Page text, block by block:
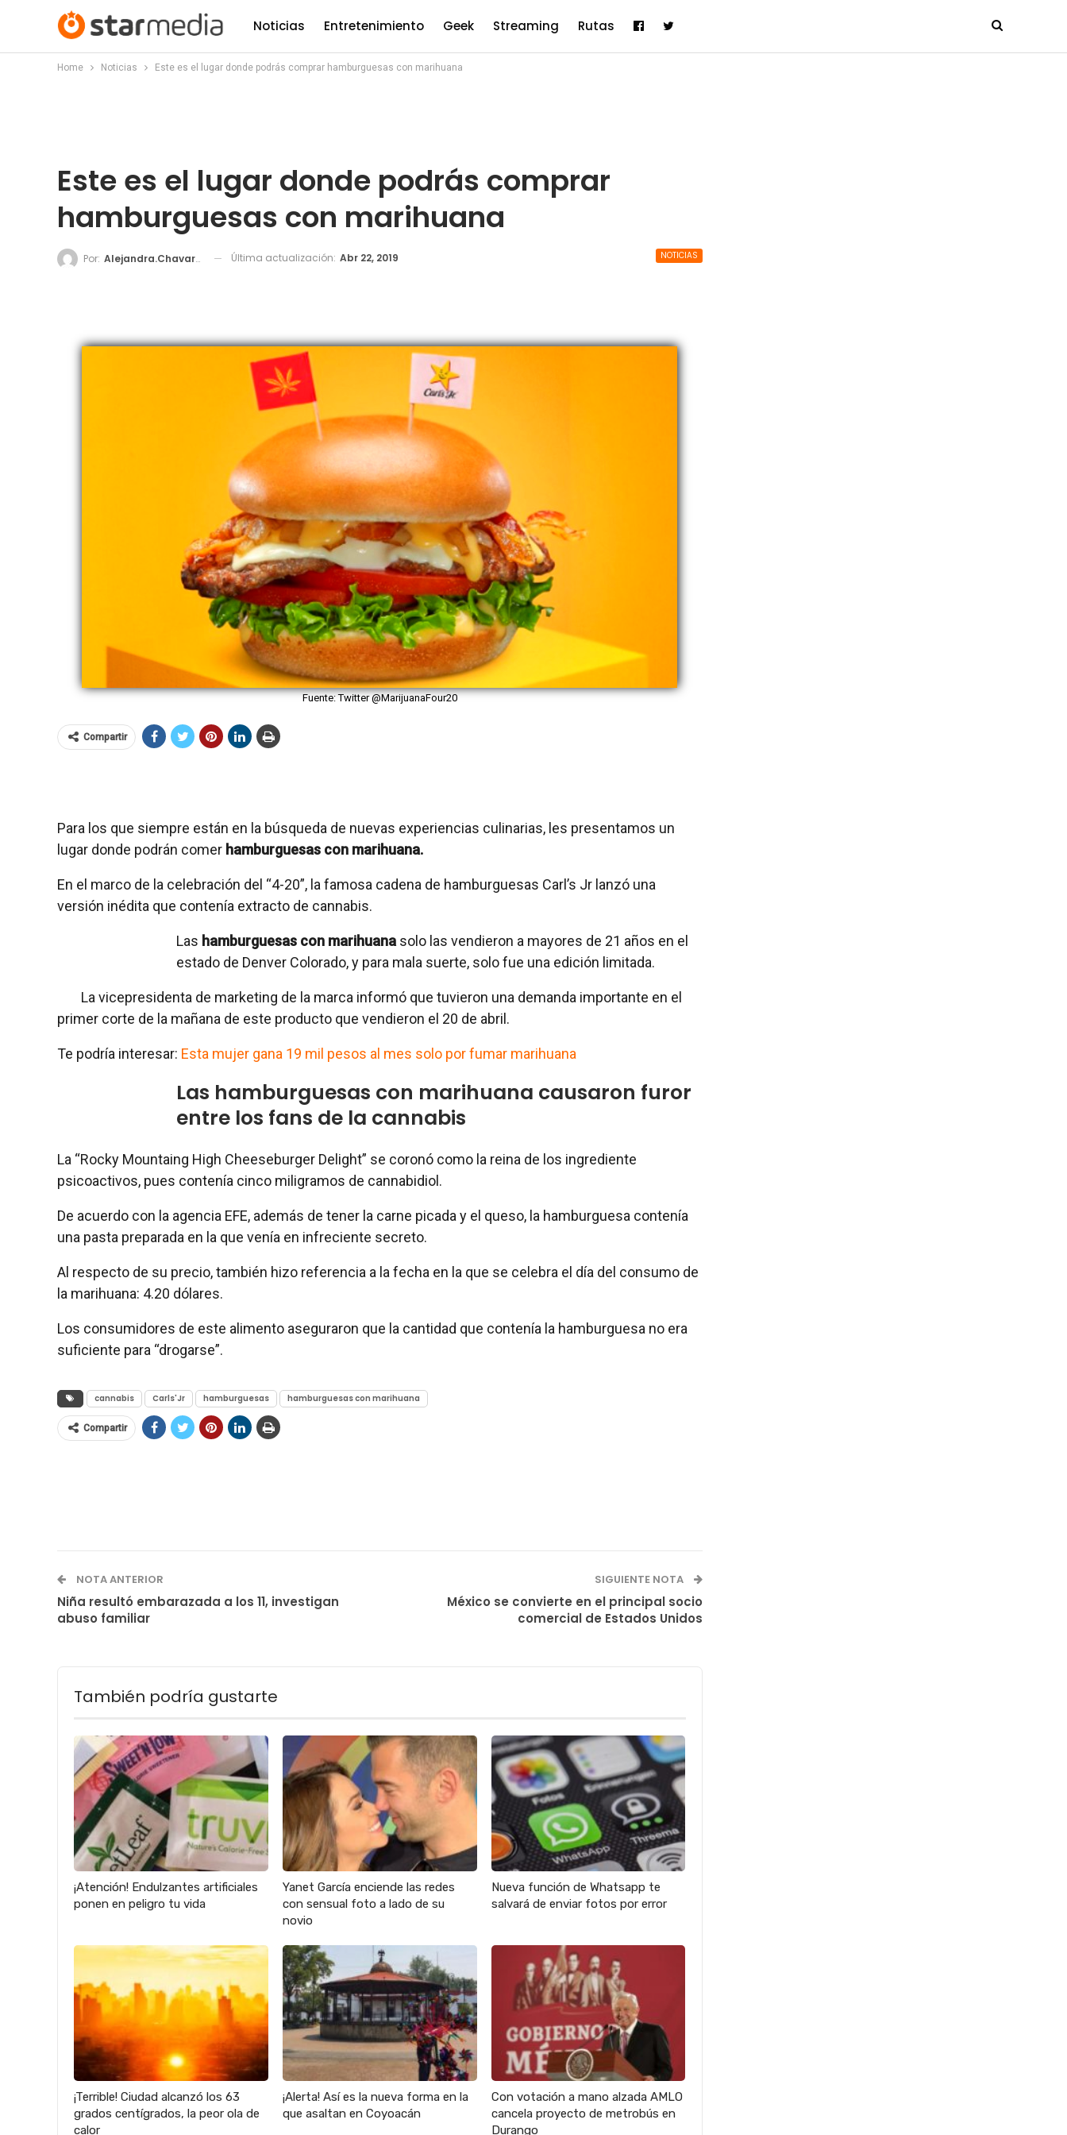
Noticias Entretenimiento Geek Streaming Rutas
Home Noticias Este es el lugar donde podrás comprar hamburguesas con marihuana
Este es el lugar donde podrás comprar
hamburguesas con marihuana
NOTICIAS
Por: Alejandra.chavarria Última actualización: Abr 22, 2019
Fuente: Twitter @MarijuanaFour20
Compartir
Para los que siempre están en la búsqueda de nuevas experiencias culinarias, les presentamos un
lugar donde podrán comer hamburguesas con marihuana.
En el marco de la celebración del “4-20”, la famosa cadena de hamburguesas Carl’s Jr lanzó una
versión inédita que contenía extracto de cannabis.
Las hamburguesas con marihuana solo las vendieron a mayores de 21 años en el
estado de Denver Colorado, y para mala suerte, solo fue una edición limitada.
La vicepresidenta de marketing de la marca informó que tuvieron una demanda importante en el
primer corte de la mañana de este producto que vendieron el 20 de abril.
Te podría interesar: Esta mujer gana 19 mil pesos al mes solo por fumar marihuana
Las hamburguesas con marihuana causaron furor
entre los fans de la cannabis
La “Rocky Mountaing High Cheeseburger Delight” se coronó como la reina de los ingrediente
psicoactivos, pues contenía cinco miligramos de cannabidiol.
De acuerdo con la agencia EFE, además de tener la carne picada y el queso, la hamburguesa contenía
una pasta preparada en la que venía en infreciente secreto.
Al respecto de su precio, también hizo referencia a la fecha en la que se celebra el día del consumo de
la marihuana: 4.20 dólares.
Los consumidores de este alimento aseguraron que la cantidad que contenía la hamburguesa no era
suficiente para “drogarse”.
cannabis Carls'Jr hamburguesas hamburguesas con marihuana
Compartir
NOTA ANTERIOR
Niña resultó embarazada a los 11, investigan
abuso familiar
SIGUIENTE NOTA
México se convierte en el principal socio
comercial de Estados Unidos
También podría gustarte
¡Atención! Endulzantes artificiales
ponen en peligro tu vida
Yanet García enciende las redes
con sensual foto a lado de su
novio
Nueva función de Whatsapp te
salvará de enviar fotos por error
¡Terrible! Ciudad alcanzó los 63
grados centígrados, la peor ola de
calor
¡Alerta! Así es la nueva forma en la
que asaltan en Coyoacán
Con votación a mano alzada AMLO
cancela proyecto de metrobús en
Durango